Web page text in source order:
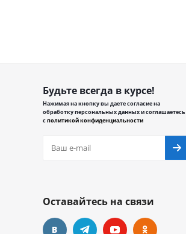
Будьте всегда в курсе!
Нажимая на кнопку вы даете согласие на
обработку персональных данных и соглашаетесь
сполитикой конфиденциальности
Оставайтесь на связи